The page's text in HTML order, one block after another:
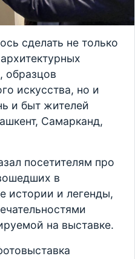
сделать не только
образцов
искусства, но и
и быт жителей
Самарканд,
посетителям про
в
истории и легенды,
на выставке.